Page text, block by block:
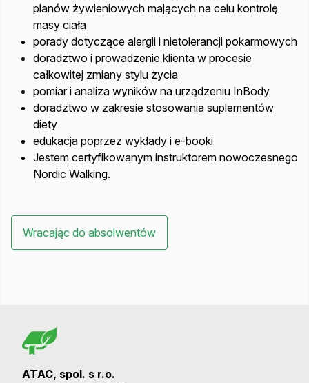
planów żywieniowych mających na celu kontrolę
masy ciała
porady dotyczące alergii i nietolerancji pokarmowych
doradztwo i prowadzenie klienta w procesie
całkowitej zmiany stylu życia
pomiar i analiza wyników na urządzeniu InBody
doradztwo w zakresie stosowania suplementów
diety
edukacja poprzez wykłady i e-booki
Jestem certyfikowanym instruktorem nowoczesnego
Nordic Walking.
Wracając do absolwentów
ATAC, spol. s r.o.